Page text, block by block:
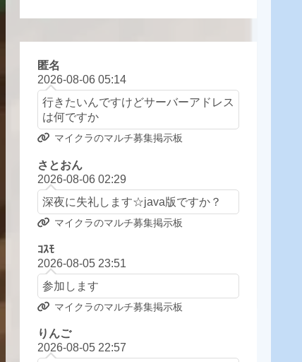
匿名
2026-08-06 05:14
行きたいんですけどサーバーアドレス
は何ですか
マイクラのマルチ募集掲示板
さとおん
2026-08-06 02:29
深夜に失礼します☆java版ですか？
マイクラのマルチ募集掲示板
ｺｽﾓ
2026-08-05 23:51
参加します
マイクラのマルチ募集掲示板
りんご
2026-08-05 22:57